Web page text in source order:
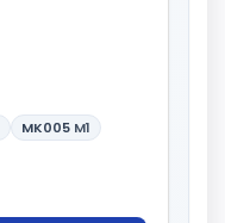
MK005 M1